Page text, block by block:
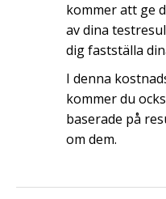
kommer att ge
av dina
dig fastställa
I denna
kommer du
baserade på
om dem.